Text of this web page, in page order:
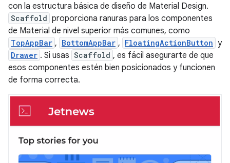
con la estructura básica de diseño de Material Design.
Scaffold proporciona ranuras para los componentes
de Material de nivel superior más comunes, como
TopAppBar , BottomAppBar , FloatingActionButton y
Drawer . Si usas Scaffold , es fácil asegurarte de que
esos componentes estén bien posicionados y funcionen
de forma correcta.